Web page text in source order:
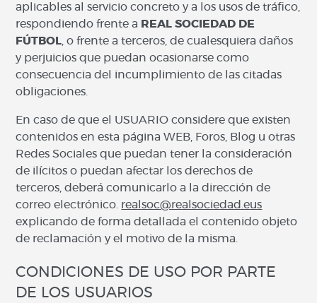
aplicables al servicio concreto y a los usos de tráfico,
respondiendo frente a REAL SOCIEDAD DE
FÚTBOL , o frente a terceros, de cualesquiera daños
y perjuicios que puedan ocasionarse como
consecuencia del incumplimiento de las citadas
obligaciones.
En caso de que el USUARIO considere que existen
contenidos en esta página WEB, Foros, Blog u otras
Redes Sociales que puedan tener la consideración
de ilícitos o puedan afectar los derechos de
terceros, deberá comunicarlo a la dirección de
correo electrónico. realsoc@realsociedad.eus
explicando de forma detallada el contenido objeto
de reclamación y el motivo de la misma.
CONDICIONES DE USO POR PARTE
DE LOS USUARIOS